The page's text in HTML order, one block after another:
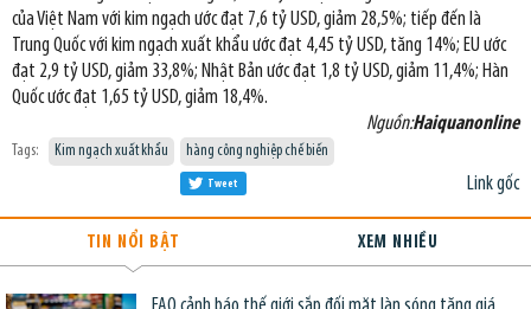
của Việt Nam với kim ngạch ước đạt 7,6 tỷ USD, giảm 28,5%; tiếp đến là
Trung Quốc với kim ngạch xuất khẩu ước đạt 4,45 tỷ USD, tăng 14%; EU ước
đạt 2,9 tỷ USD, giảm 33,8%; Nhật Bản ước đạt 1,8 tỷ USD, giảm 11,4%; Hàn
Quốc ước đạt 1,65 tỷ USD, giảm 18,4%.
Nguồn:Haiquanonline
Tags: Kim ngạch xuất khẩu hàng công nghiệp chế biến
Link gốc
Tweet
TIN NỔI BẬT XEM NHIỀU